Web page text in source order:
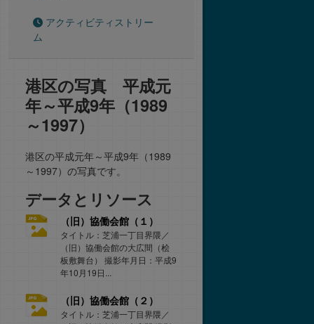
アクティビティストリー
ム
港区の写真 平成元
年～平成9年（1989
～1997）
港区の平成元年～平成9年（1989
～1997）の写真です。
データとリソース
（旧）協働会館（１）
タイトル：芝浦一丁目界隈／
（旧）協働会館の大広間（桧
板敷舞台） 撮影年月日：平成9
年10月19日...
（旧）協働会館（２）
タイトル：芝浦一丁目界隈／